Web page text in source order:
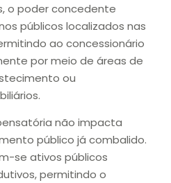
o poder concedente
públicos localizados nas
ao concessionário
por meio de áreas de
ou
não impacta
público já combalido.
se ativos públicos
permitindo o